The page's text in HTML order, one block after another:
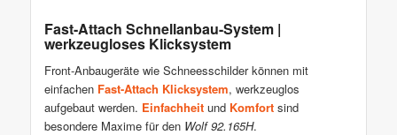
Fast-Attach Schnellanbau-System |
werkzeugloses Klicksystem
Front-Anbaugeräte wie Schneesschilder können mit
einfachen Fast-Attach Klicksystem, werkzeuglos
aufgebaut werden. Einfachheitund Komfortsind
besondere Maxime für den Wolf 92.165H.